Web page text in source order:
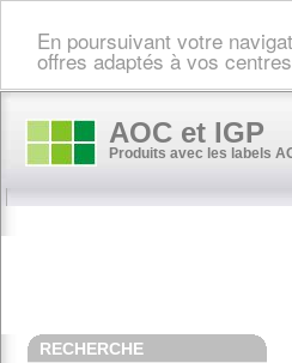
En poursuivant votre
offres adaptés à vos
AOC et IGP
Produits avec les labels
RECHERCHE